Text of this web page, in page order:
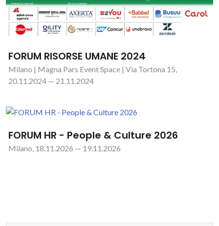
FORUM RISORSE UMANE 2024
Milano | Magna Pars Event Space | Via Tortona 15,
20.11.2024 — 21.11.2024
FORUM HR - People & Culture 2026
Milano, 18.11.2026 — 19.11.2026